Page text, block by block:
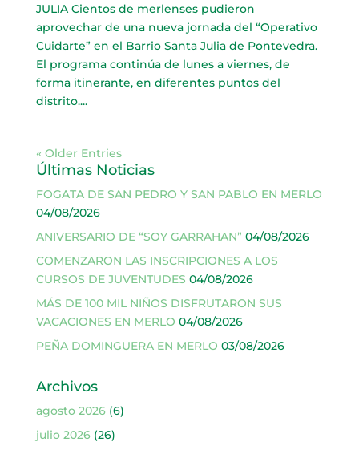
JULIA Cientos de merlenses pudieron
aprovechar de una nueva jornada del “Operativo
Cuidarte” en el Barrio Santa Julia de Pontevedra.
El programa continúa de lunes a viernes, de
forma itinerante, en diferentes puntos del
distrito....
« Older Entries
Últimas Noticias
FOGATA DE SAN PEDRO Y SAN PABLO EN MERLO
04/08/2026
ANIVERSARIO DE “SOY GARRAHAN” 04/08/2026
COMENZARON LAS INSCRIPCIONES A LOS
CURSOS DE JUVENTUDES 04/08/2026
MÁS DE 100 MIL NIÑOS DISFRUTARON SUS
VACACIONES EN MERLO 04/08/2026
PEÑA DOMINGUERA EN MERLO 03/08/2026
Archivos
agosto 2026(6)
julio 2026(26)